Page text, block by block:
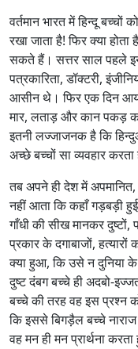
वर्तमान भारत में हिन्दू
रखा जाता है! फिर क्या
सकते हैं। सत्तर साल पहले
पत्रकारिता, डॉक्टरी,
आसीन थे। फिर एक दिन
मार, लताड़ और कान पकड़
इतनी लज्जाजनक है कि
अच्छे बच्चों सा व्यवहार
तब अपने ही देश में
नहीं आता कि कहाँ गड़बड़ी
गाँधी की सीख मानकर दुष्टों,
प्रकार के दगाबाजों,
क्या हुआ, कि उसे न दुनिया
दुष्ट दंबग बच्चे ही अदबो-
बच्चे की तरह वह इस प्रश्न
कि इससे बिगड़ैल बच्चे
वह मन ही मन प्रार्थना